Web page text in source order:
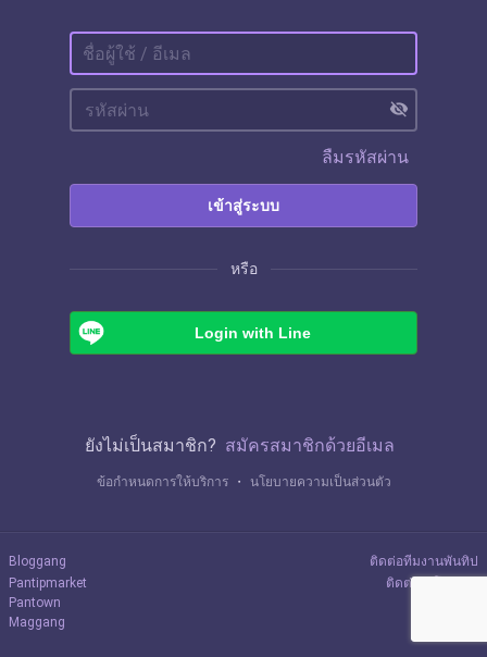
visibility_off
ลืมรหัสผ่าน
เข้าสู่ระบบ
หรือ
Login with Line
ยังไม่เป็นสมาชิก? สมัครสมาชิกด้วยอีเมล
ข้อกำหนดการให้บริการ ・ นโยบายความเป็นส่วนตัว
Bloggang
Pantipmarket
Pantown
Maggang
ติดต่อทีมงานพันทิป
ติดต่อลงโฆษณา